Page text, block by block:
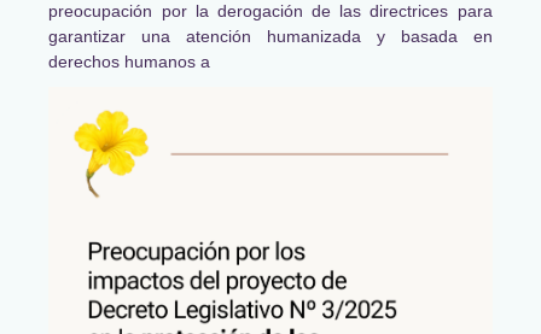
preocupación por la derogación de las directrices para
garantizar una atención humanizada y basada en
derechos humanos a